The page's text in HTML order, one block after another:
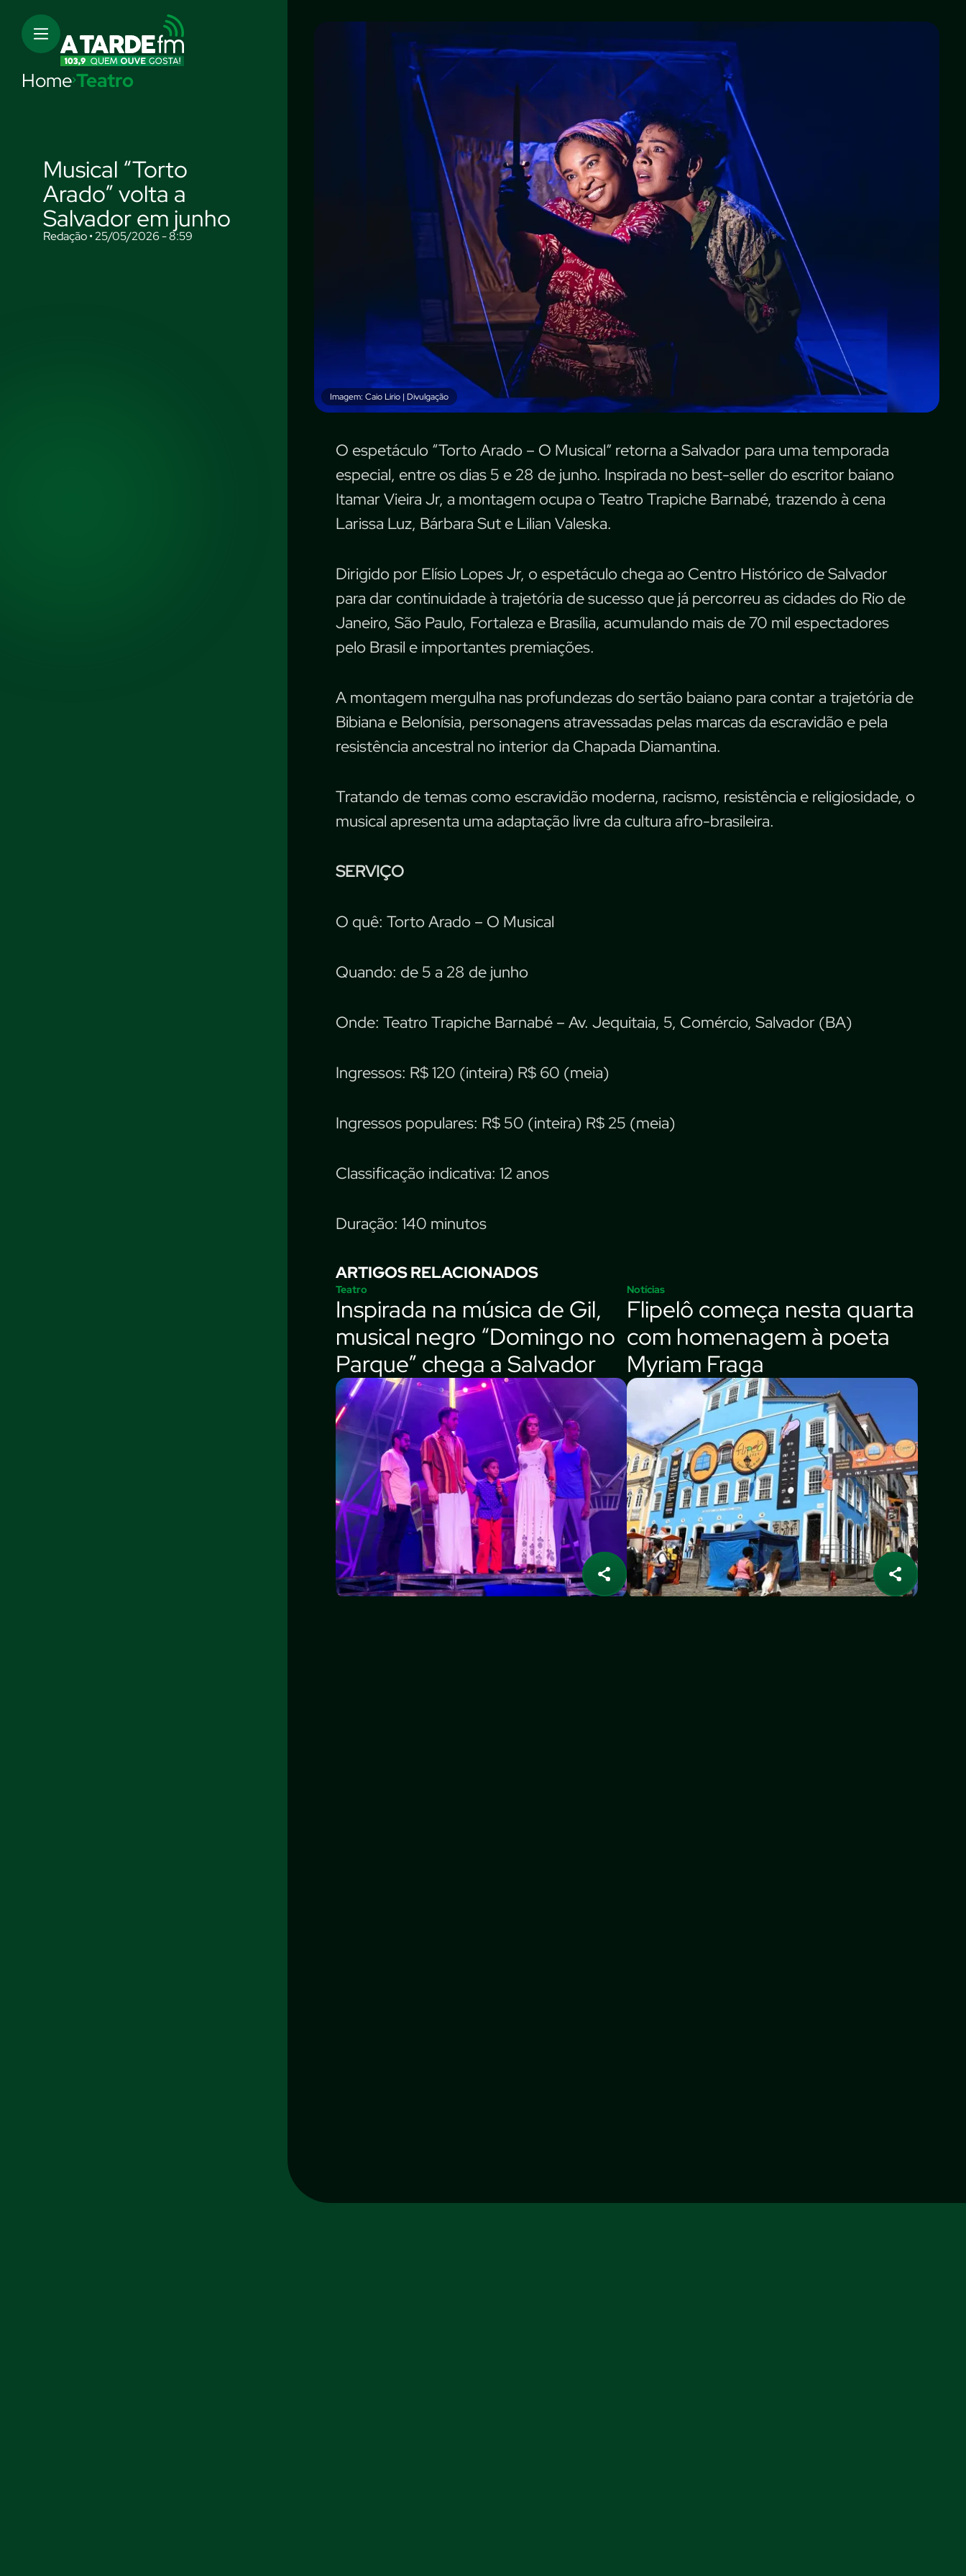
HomeTeatro
Musical “Torto
Arado” volta a
Salvador em junho
Redação • 25/05/2026 - 8:59
Imagem: Caio Lirio | Divulgação
O espetáculo “Torto Arado – O Musical” retorna a Salvador para uma temporada
especial, entre os dias 5 e 28 de junho. Inspirada no best-seller do escritor baiano
Itamar Vieira Jr, a montagem ocupa o Teatro Trapiche Barnabé, trazendo à cena
Larissa Luz, Bárbara Sut e Lilian Valeska.
Dirigido por Elísio Lopes Jr, o espetáculo chega ao Centro Histórico de Salvador
para dar continuidade à trajetória de sucesso que já percorreu as cidades do Rio de
Janeiro, São Paulo, Fortaleza e Brasília, acumulando mais de 70 mil espectadores
pelo Brasil e importantes premiações.
A montagem mergulha nas profundezas do sertão baiano para contar a trajetória de
Bibiana e Belonísia, personagens atravessadas pelas marcas da escravidão e pela
resistência ancestral no interior da Chapada Diamantina.
Tratando de temas como escravidão moderna, racismo, resistência e religiosidade, o
musical apresenta uma adaptação livre da cultura afro-brasileira.
SERVIÇO
O quê: Torto Arado – O Musical
Quando: de 5 a 28 de junho
Onde: Teatro Trapiche Barnabé – Av. Jequitaia, 5, Comércio, Salvador (BA)
Ingressos: R$ 120 (inteira) R$ 60 (meia)
Ingressos populares: R$ 50 (inteira) R$ 25 (meia)
Classificação indicativa: 12 anos
Duração: 140 minutos
ARTIGOS RELACIONADOS
Teatro
Inspirada na música de Gil,
musical negro “Domingo no
Parque” chega a Salvador
Notícias
Flipelô começa nesta quarta
com homenagem à poeta
Myriam Fraga